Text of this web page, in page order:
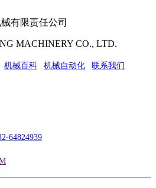
有限责任公司
MACHINERY CO., LTD.
机械百科 机械自动化 联系我们
64824939